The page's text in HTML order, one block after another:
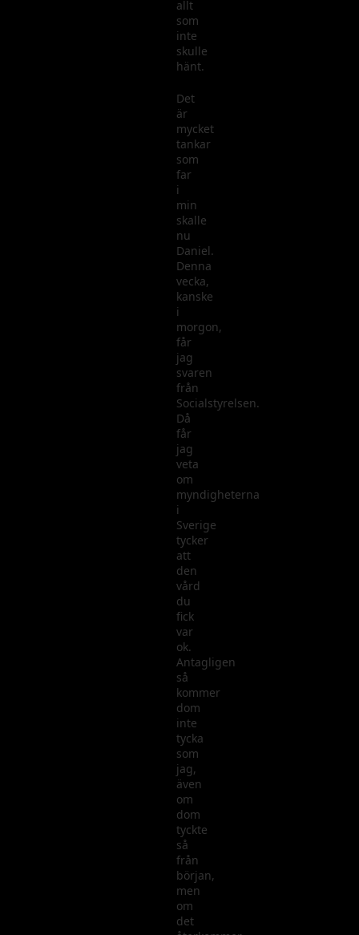
allt
som
inte
skulle
hänt.
Det
är
mycket
tankar
som
far
i
min
skalle
nu
Daniel.
Denna
vecka,
kanske
i
morgon,
får
jag
svaren
från
Socialstyrelsen.
Då
får
jag
veta
om
myndigheterna
i
Sverige
tycker
att
den
vård
du
fick
var
ok.
Antagligen
så
kommer
dom
inte
tycka
som
jag,
även
om
dom
tyckte
så
från
början,
men
om
det